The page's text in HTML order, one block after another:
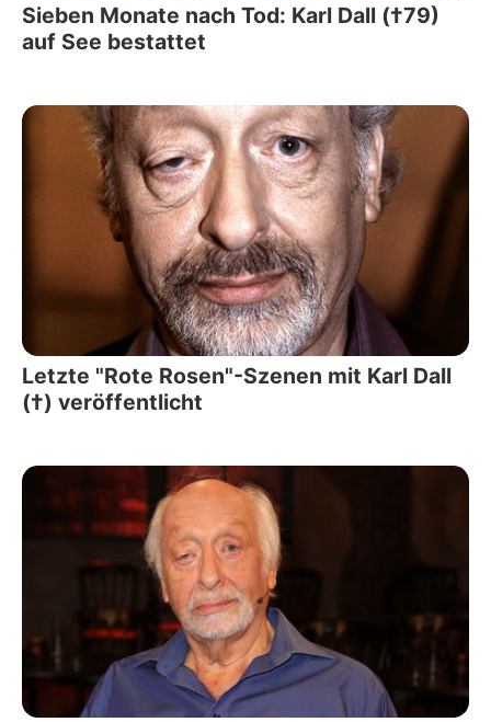
Sieben Monate nach Tod: Karl Dall (†79)
auf See bestattet
Letzte "Rote Rosen"-Szenen mit Karl Dall
(†) veröffentlicht